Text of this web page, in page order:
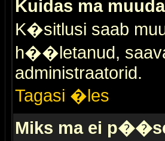
Kuidas ma
K�sitlusi saab
h��letanud,
administraatorid.
Tagasi �les
Miks ma ei